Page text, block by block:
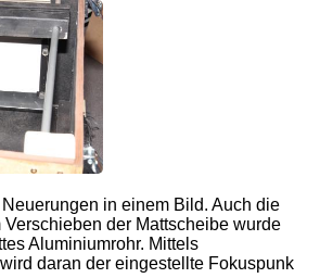
in einem Bild. Auch die
der Mattscheibe wurde
Aluminiumrohr. Mittels
daran der eingestellte Fokuspunk